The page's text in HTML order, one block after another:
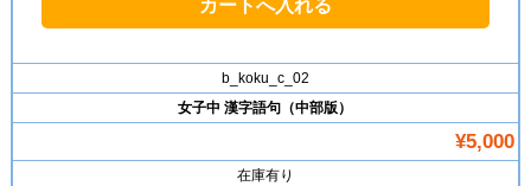
b_koku_c_02
女子中 漢字語句（中部版）
¥5,000
在庫有り